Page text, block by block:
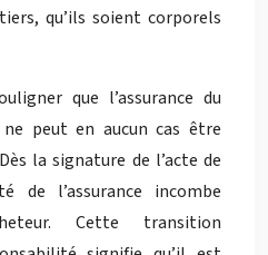
qu’ils soient corporels
que l’assurance du
peut en aucun cas être
la signature de l’acte de
de l’assurance incombe
Cette transition